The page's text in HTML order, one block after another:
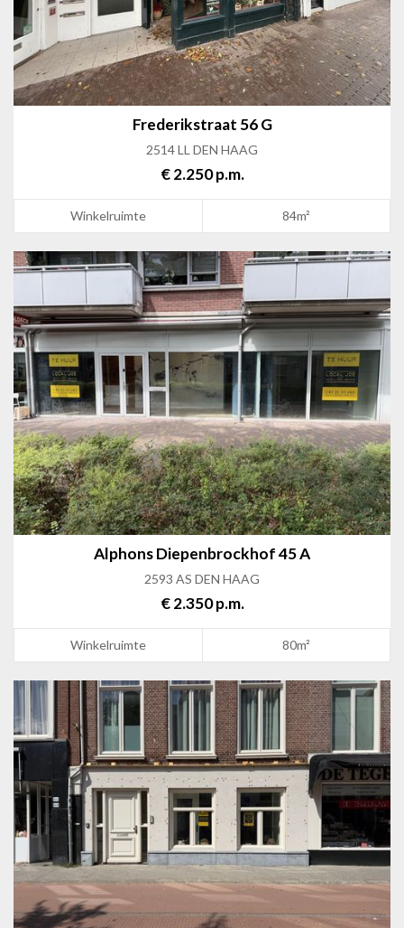
Frederikstraat 56 G
2514 LL DEN HAAG
€ 2.250 p.m.
Winkelruimte 84m²
Alphons Diepenbrockhof 45 A
2593 AS DEN HAAG
€ 2.350 p.m.
Winkelruimte 80m²